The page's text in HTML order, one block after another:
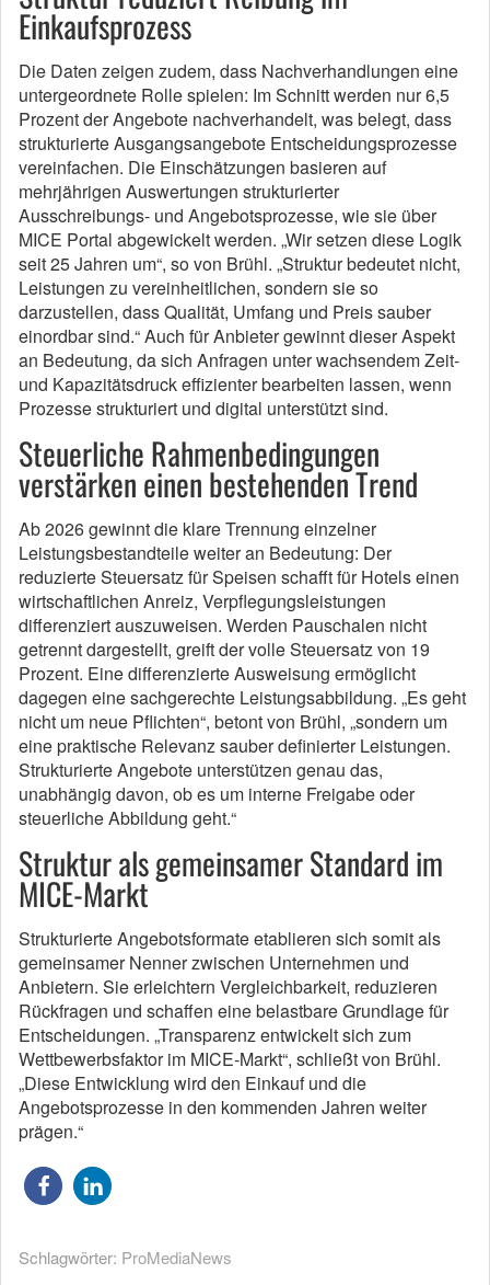
Einkaufsprozess
Die Daten zeigen zudem, dass Nachverhandlungen eine
untergeordnete Rolle spielen: Im Schnitt werden nur 6,5
Prozent der Angebote nachverhandelt, was belegt, dass
strukturierte Ausgangsangebote Entscheidungsprozesse
vereinfachen. Die Einschätzungen basieren auf
mehrjährigen Auswertungen strukturierter
Ausschreibungs- und Angebotsprozesse, wie sie über
MICE Portal abgewickelt werden. „Wir setzen diese Logik
seit 25 Jahren um“, so von Brühl. „Struktur bedeutet nicht,
Leistungen zu vereinheitlichen, sondern sie so
darzustellen, dass Qualität, Umfang und Preis sauber
einordbar sind.“ Auch für Anbieter gewinnt dieser Aspekt
an Bedeutung, da sich Anfragen unter wachsendem Zeit-
und Kapazitätsdruck effizienter bearbeiten lassen, wenn
Prozesse strukturiert und digital unterstützt sind.
Steuerliche Rahmenbedingungen
verstärken einen bestehenden Trend
Ab 2026 gewinnt die klare Trennung einzelner
Leistungsbestandteile weiter an Bedeutung: Der
reduzierte Steuersatz für Speisen schafft für Hotels einen
wirtschaftlichen Anreiz, Verpflegungsleistungen
differenziert auszuweisen. Werden Pauschalen nicht
getrennt dargestellt, greift der volle Steuersatz von 19
Prozent. Eine differenzierte Ausweisung ermöglicht
dagegen eine sachgerechte Leistungsabbildung. „Es geht
nicht um neue Pflichten“, betont von Brühl, „sondern um
eine praktische Relevanz sauber definierter Leistungen.
Strukturierte Angebote unterstützen genau das,
unabhängig davon, ob es um interne Freigabe oder
steuerliche Abbildung geht.“
Struktur als gemeinsamer Standard im
MICE-Markt
Strukturierte Angebotsformate etablieren sich somit als
gemeinsamer Nenner zwischen Unternehmen und
Anbietern. Sie erleichtern Vergleichbarkeit, reduzieren
Rückfragen und schaffen eine belastbare Grundlage für
Entscheidungen. „Transparenz entwickelt sich zum
Wettbewerbsfaktor im MICE-Markt“, schließt von Brühl.
„Diese Entwicklung wird den Einkauf und die
Angebotsprozesse in den kommenden Jahren weiter
prägen.“
Schlagwörter: ProMediaNews